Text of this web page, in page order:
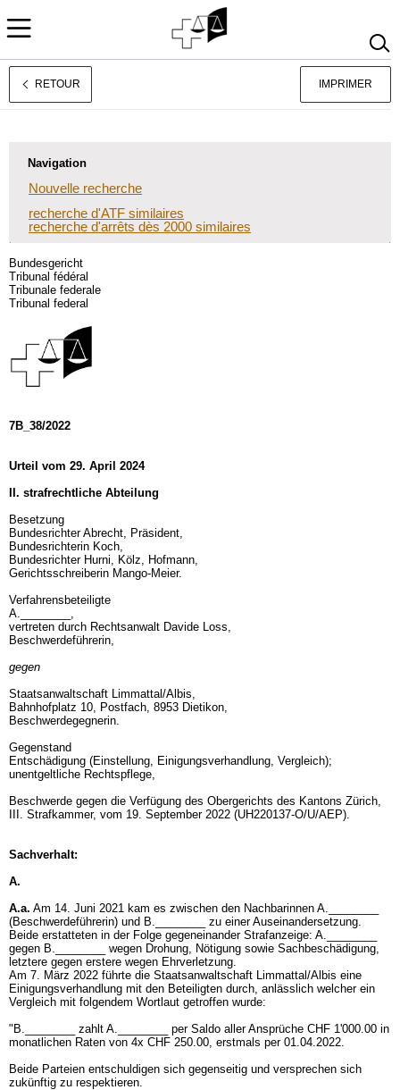
Deutsch
RETOUR IMPRIMER
Navigation
Nouvelle recherche
recherche d'ATF similaires
recherche d'arrêts dès 2000 similaires
Bundesgericht
Tribunal fédéral
Tribunale federale
Tribunal federal
7B_38/2022
Urteil vom 29. April 2024
II. strafrechtliche Abteilung
Besetzung
Bundesrichter Abrecht, Präsident,
Bundesrichterin Koch,
Bundesrichter Hurni, Kölz, Hofmann,
Gerichtsschreiberin Mango-Meier.
Verfahrensbeteiligte
A.________,
vertreten durch Rechtsanwalt Davide Loss,
Beschwerdeführerin,
gegen
Staatsanwaltschaft Limmattal/Albis,
Bahnhofplatz 10, Postfach, 8953 Dietikon,
Beschwerdegegnerin.
Gegenstand
Entschädigung (Einstellung, Einigungsverhandlung, Vergleich);
unentgeltliche Rechtspflege,
Beschwerde gegen die Verfügung des Obergerichts des Kantons Zürich,
III. Strafkammer, vom 19. September 2022 (UH220137-O/U/AEP).
Sachverhalt:
A.
A.a. Am 14. Juni 2021 kam es zwischen den Nachbarinnen A.________
(Beschwerdeführerin) und B.________ zu einer Auseinandersetzung.
Beide erstatteten in der Folge gegeneinander Strafanzeige: A.________
gegen B.________ wegen Drohung, Nötigung sowie Sachbeschädigung,
letztere gegen erstere wegen Ehrverletzung.
Am 7. März 2022 führte die Staatsanwaltschaft Limmattal/Albis eine
Einigungsverhandlung mit den Beteiligten durch, anlässlich welcher ein
Vergleich mit folgendem Wortlaut getroffen wurde:
"B.________ zahlt A.________ per Saldo aller Ansprüche CHF 1'000.00 in
monatlichen Raten von 4x CHF 250.00, erstmals per 01.04.2022.
Beide Parteien entschuldigen sich gegenseitig und versprechen sich
zukünftig zu respektieren.